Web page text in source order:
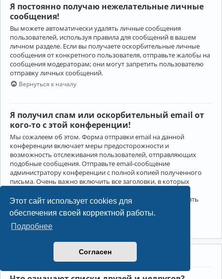
Этот сайт использует cookies для
обеспечения своей корректной работы.
Подробнее
Согласен
Я постоянно получаю нежелательные личные
сообщения!
Вы можете автоматически удалять личные сообщения
пользователей, используя правила для сообщений в вашем
личном разделе. Если вы получаете оскорбительные личные
сообщения от конкретного пользователя, отправьте жалобы на
сообщения модераторам; они могут запретить пользователю
отправку личных сообщений.
Вернуться к началу
Я получил спам или оскорбительный email от
кого-то с этой конференции!
Мы сожалеем об этом. Форма отправки email на данной
конференции включает меры предосторожности и
возможность отслеживания пользователей, отправляющих
подобные сообщения. Отправьте email-сообщение
администратору конференции с полной копией полученного
письма. Очень важно включить все заголовки, в которых
Администратор конференции сможет в этом случае принять
меры.
Друзья и недруги